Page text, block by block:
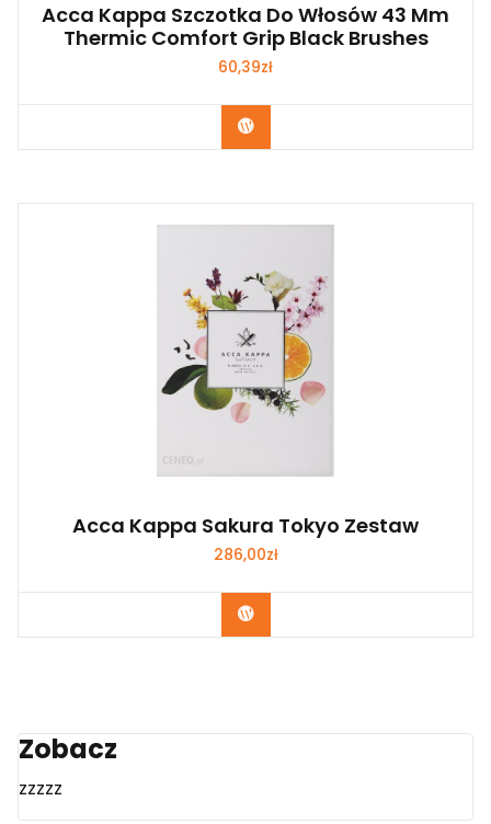
Acca Kappa Szczotka Do Włosów 43 Mm
Thermic Comfort Grip Black Brushes
60,39zł
Zobacz
Acca Kappa Sakura Tokyo Zestaw
286,00zł
Zobacz
Zobacz
zzzzz